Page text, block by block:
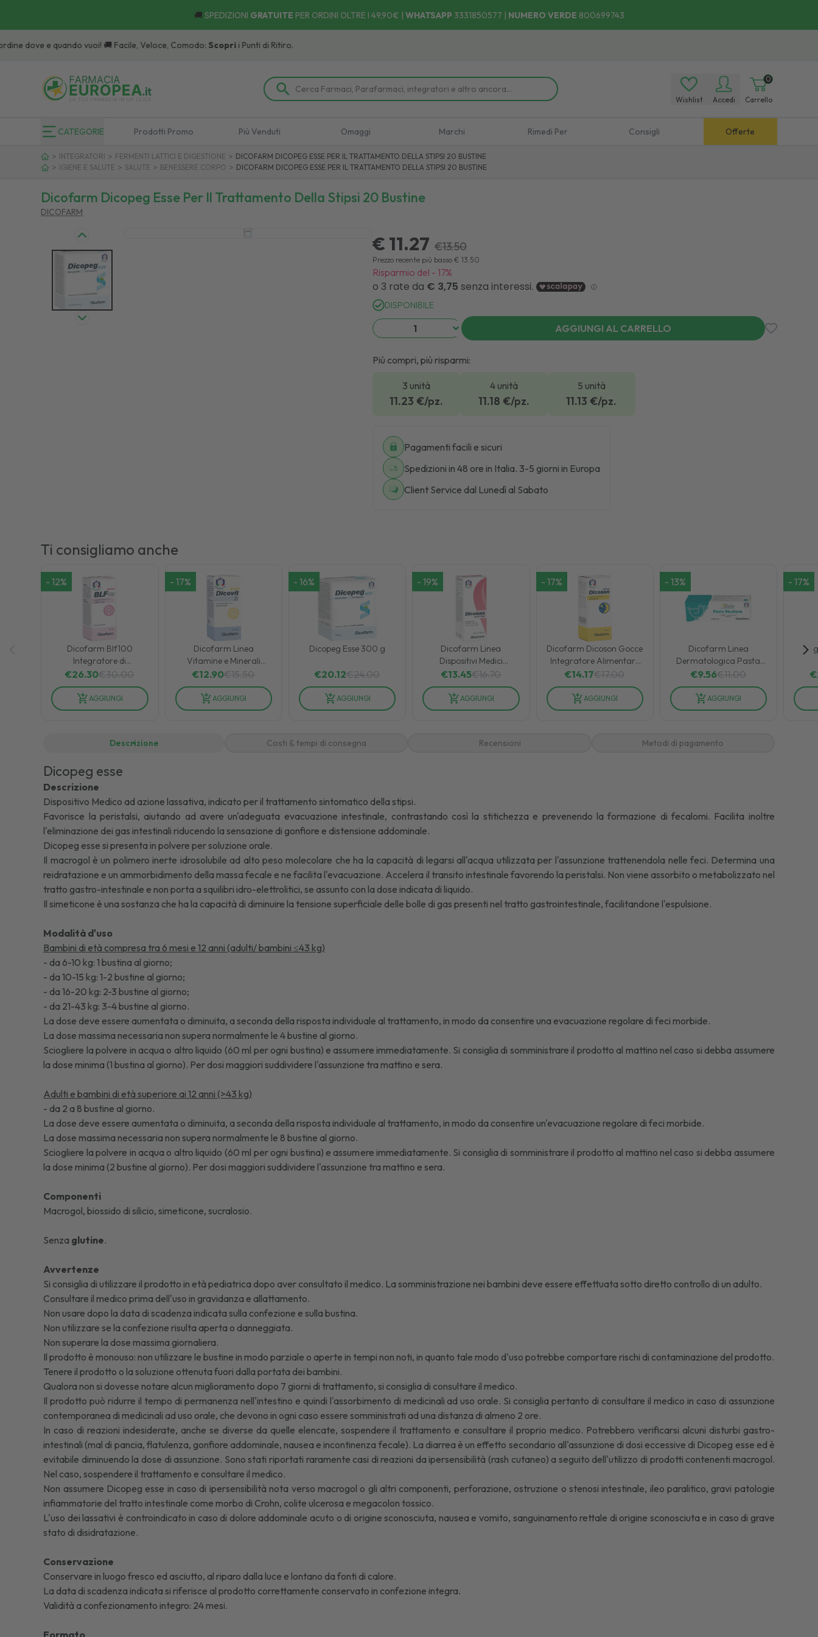
🚚 SPEDIZIONI GRATUITE PER ORDINI OLTRE I 49,90€ | WHATSAPP 3331850577 | NUMERO VERDE 800699743
e quando vuoi! 🚚 Facile, Veloce, Comodo:Scoprii Punti di Ritiro.
Wishlist Accedi
0
Carrello
CATEGORIE Prodotti Promo Più Venduti Omaggi Marchi Rimedi Per Consigli Offerte
> INTEGRATORI > FERMENTI LATTICI E DIGESTIONE > DICOFARM DICOPEG ESSE PER IL TRATTAMENTO DELLA STIPSI 20 BUSTINE
> IGIENE E SALUTE > SALUTE > BENESSERE CORPO > DICOFARM DICOPEG ESSE PER IL TRATTAMENTO DELLA STIPSI 20 BUSTINE
Dicofarm Dicopeg Esse Per Il Trattamento Della Stipsi 20 Bustine
DICOFARM
€ 11.27 €13.50
Prezzo recente più basso€ 13.50
Risparmio del - 17%
DISPONIBILE
AGGIUNGI AL CARRELLO
Più compri, più risparmi:
3 unità
11.23 €/pz.
4 unità
11.18 €/pz.
5 unità
11.13 €/pz.
Pagamenti facili e sicuri
Spedizioni in 48 ore in Italia. 3-5 giorni in Europa
Client Service dal Lunedì al Sabato
Ti consigliamo anche
- 12%
Dicofarm Blf100
Integratore di
Lattoferrina per Sistema
Immunitario Gocce 16 ml
€26.30€30.00
AGGIUNGI
- 17%
Dicofarm Linea
Vitamine e Minerali
Dicovit D Integratore
Alimentare 7,5 ml
€12.90€15.50
AGGIUNGI
- 16%
Dicopeg Esse 300 g
€20.12€24.00
AGGIUNGI
- 19%
Dicofarm Linea
Dispositivi Medici
Dicotuss baby Med
Integratore Alimentare
100ml
€13.45€16.70
AGGIUNGI
- 17%
Dicofarm Dicoson Gocce
Integratore Alimentare
di Melatonina 25 ml
€14.17€17.00
AGGIUNGI
- 13%
Dicofarm Linea
Dermatologica Pasta
Vitaminica Protettiva
Lenitiva 100 ml
€9.56€11.00
AGGIUNGI
- 17%
€
Descrizione Costi & tempi di consegna Recensioni Metodi di pagamento
Dicopeg esse
Descrizione
Dispositivo Medico ad azione lassativa, indicato per il trattamento sintomatico della stipsi.
Favorisce la peristalsi, aiutando ad avere un'adeguata evacuazione intestinale, contrastando così la stitichezza e prevenendo la formazione di fecalomi. Facilita inoltre
l'eliminazione dei gas intestinali riducendo la sensazione di gonfiore e distensione addominale.
Dicopeg esse si presenta in polvere per soluzione orale.
Il macrogol è un polimero inerte idrosolubile ad alto peso molecolare che ha la capacità di legarsi all'acqua utilizzata per l'assunzione trattenendola nelle feci. Determina una
reidratazione e un ammorbidimento della massa fecale e ne facilita l'evacuazione. Accelera il transito intestinale favorendo la peristalsi. Non viene assorbito o metabolizzato nel
tratto gastro-intestinale e non porta a squilibri idro-elettrolitici, se assunto con la dose indicata di liquido.
Il simeticone è una sostanza che ha la capacità di diminuire la tensione superficiale delle bolle di gas presenti nel tratto gastrointestinale, facilitandone l'espulsione.
Modalità d'uso
Bambini di età compresa tra 6 mesi e 12 anni (adulti/ bambini ≤43 kg)
- da 6-10 kg: 1 bustina al giorno;
- da 10-15 kg: 1-2 bustine al giorno;
- da 16-20 kg: 2-3 bustine al giorno;
- da 21-43 kg: 3-4 bustine al giorno.
La dose deve essere aumentata o diminuita, a seconda della risposta individuale al trattamento, in modo da consentire una evacuazione regolare di feci morbide.
La dose massima necessaria non supera normalmente le 4 bustine al giorno.
Sciogliere la polvere in acqua o altro liquido (60 ml per ogni bustina) e assumere immediatamente. Si consiglia di somministrare il prodotto al mattino nel caso si debba assumere
la dose minima (1 bustina al giorno). Per dosi maggiori suddividere l'assunzione tra mattino e sera.
Adulti e bambini di età superiore ai 12 anni (>43 kg)
- da 2 a 8 bustine al giorno.
La dose deve essere aumentata o diminuita, a seconda della risposta individuale al trattamento, in modo da consentire un'evacuazione regolare di feci morbide.
La dose massima necessaria non supera normalmente le 8 bustine al giorno.
Sciogliere la polvere in acqua o altro liquido (60 ml per ogni bustina) e assumere immediatamente. Si consiglia di somministrare il prodotto al mattino nel caso si debba assumere
la dose minima (2 bustine al giorno). Per dosi maggiori suddividere l'assunzione tra mattino e sera.
Componenti
Macrogol, biossido di silicio, simeticone, sucralosio.
Senza glutine.
Avvertenze
Si consiglia di utilizzare il prodotto in età pediatrica dopo aver consultato il medico. La somministrazione nei bambini deve essere effettuata sotto diretto controllo di un adulto.
Consultare il medico prima dell'uso in gravidanza e allattamento.
Non usare dopo la data di scadenza indicata sulla confezione e sulla bustina.
Non utilizzare se la confezione risulta aperta o danneggiata.
Non superare la dose massima giornaliera.
Il prodotto è monouso: non utilizzare le bustine in modo parziale o aperte in tempi non noti, in quanto tale modo d'uso potrebbe comportare rischi di contaminazione del prodotto.
Tenere il prodotto o la soluzione ottenuta fuori dalla portata dei bambini.
Qualora non si dovesse notare alcun miglioramento dopo 7 giorni di trattamento, si consiglia di consultare il medico.
Il prodotto può ridurre il tempo di permanenza nell'intestino e quindi l'assorbimento di medicinali ad uso orale. Si consiglia pertanto di consultare il medico in caso di assunzione
contemporanea di medicinali ad uso orale, che devono in ogni caso essere somministrati ad una distanza di almeno 2 ore.
In caso di reazioni indesiderate, anche se diverse da quelle elencate, sospendere il trattamento e consultare il proprio medico. Potrebbero verificarsi alcuni disturbi gastro-
intestinali (mal di pancia, flatulenza, gonfiore addominale, nausea e incontinenza fecale). La diarrea è un effetto secondario all'assunzione di dosi eccessive di Dicopeg esse ed è
evitabile diminuendo la dose di assunzione. Sono stati riportati raramente casi di reazioni da ipersensibilità (rash cutaneo) a seguito dell'utilizzo di prodotti contenenti macrogol.
Nel caso, sospendere il trattamento e consultare il medico.
Non assumere Dicopeg esse in caso di ipersensibilità nota verso macrogol o gli altri componenti, perforazione, ostruzione o stenosi intestinale, ileo paralitico, gravi patologie
infiammatorie del tratto intestinale come morbo di Crohn, colite ulcerosa e megacolon tossico.
L'uso dei lassativi è controindicato in caso di dolore addominale acuto o di origine sconosciuta, nausea e vomito, sanguinamento rettale di origine sconosciuta e in caso di grave
stato di disidratazione.
Conservazione
Conservare in luogo fresco ed asciutto, al riparo dalla luce e lontano da fonti di calore.
La data di scadenza indicata si riferisce al prodotto correttamente conservato in confezione integra.
Validità a confezionamento integro: 24 mesi.
Formato